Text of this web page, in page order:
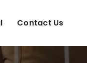
Contact Us